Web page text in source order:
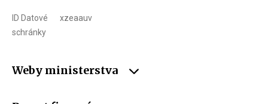
ID Datové
schránky
xzeaauv
Weby ministerstva